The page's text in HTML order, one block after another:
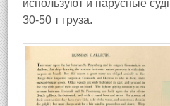
используют и парусные
30-50 т груза.